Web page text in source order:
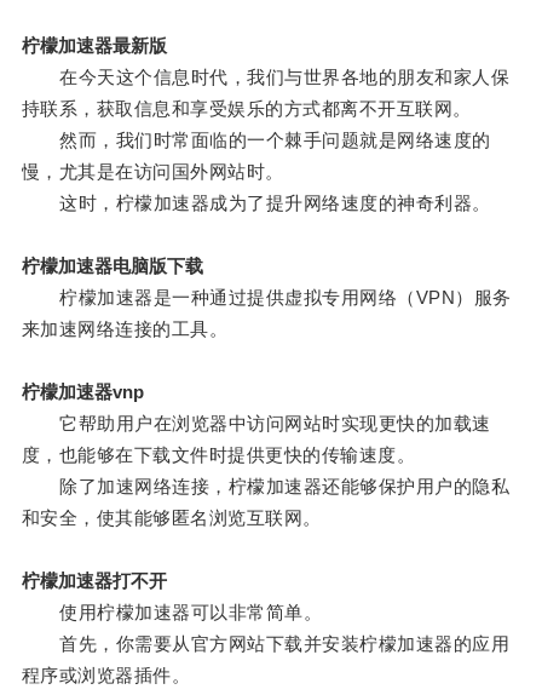
柠檬加速器最新版
在今天这个信息时代，我们与世界各地的朋友和家人保
持联系，获取信息和享受娱乐的方式都离不开互联网。
然而，我们时常面临的一个棘手问题就是网络速度的
慢，尤其是在访问国外网站时。
这时，柠檬加速器成为了提升网络速度的神奇利器。
柠檬加速器电脑版下载
柠檬加速器是一种通过提供虚拟专用网络（VPN）服务
来加速网络连接的工具。
柠檬加速器vnp
它帮助用户在浏览器中访问网站时实现更快的加载速
度，也能够在下载文件时提供更快的传输速度。
除了加速网络连接，柠檬加速器还能够保护用户的隐私
和安全，使其能够匿名浏览互联网。
柠檬加速器打不开
使用柠檬加速器可以非常简单。
首先，你需要从官方网站下载并安装柠檬加速器的应用
程序或浏览器插件。